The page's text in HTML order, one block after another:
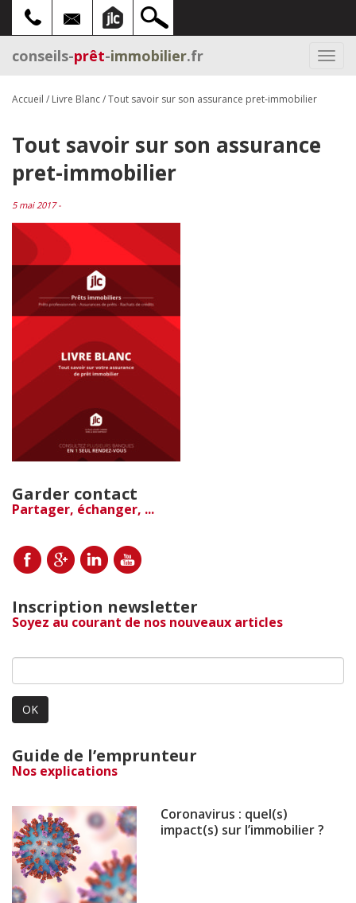
conseils-prêt-immobilier.fr
Accueil / Livre Blanc/Tout savoir sur son assurance pret-immobilier
Tout savoir sur son assurance
pret-immobilier
5 mai 2017 -
Garder contact
Partager, échanger, ...
Inscription newsletter
Soyez au courant de nos nouveaux articles
OK
Guide de l’emprunteur
Nos explications
Coronavirus : quel(s)
impact(s) sur l’immobilier ?